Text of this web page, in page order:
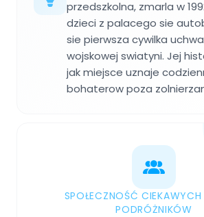
przedszkolna, zmarla w
dzieci z palacego sie
sie pierwsza cywilka
wojskowej swiatyni. Jej
jak miejsce uznaje
bohaterow poza
SPOŁECZNOŚĆ
PODRÓŻNIKÓW